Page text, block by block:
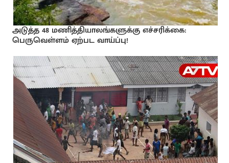
அடுத்த 48 மணித்தியாலங்களுக்கு எச்சரிக்கை:
பெருவெள்ளம் ஏற்பட வாய்ப்பு!